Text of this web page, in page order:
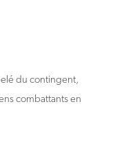
du contingent,
combattants en